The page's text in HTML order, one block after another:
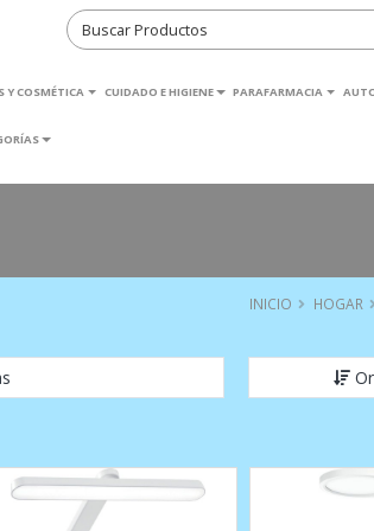
Y COSMÉTICA CUIDADO E HIGIENE PARAFARMACIA
INICIO HOGAR